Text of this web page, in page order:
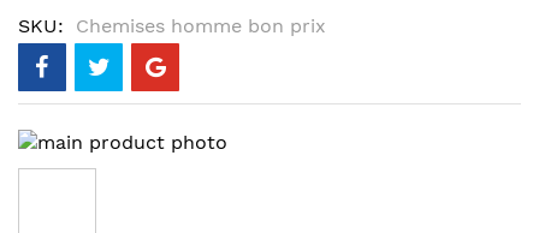
SKU Chemises homme bon prix
Skip
to